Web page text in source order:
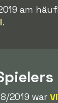
am
.
2019 war